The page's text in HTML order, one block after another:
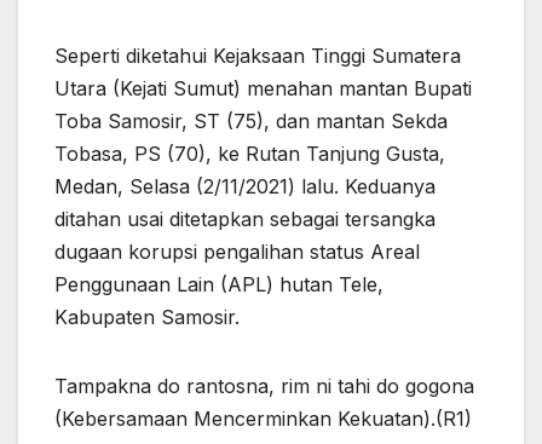
Seperti diketahui Kejaksaan Tinggi Sumatera
Utara (Kejati Sumut) menahan mantan Bupati
Toba Samosir, ST (75), dan mantan Sekda
Tobasa, PS (70), ke Rutan Tanjung Gusta,
Medan, Selasa (2/11/2021) lalu. Keduanya
ditahan usai ditetapkan sebagai tersangka
dugaan korupsi pengalihan status Areal
Penggunaan Lain (APL) hutan Tele,
Kabupaten Samosir.
Tampakna do rantosna, rim ni tahi do gogona
(Kebersamaan Mencerminkan Kekuatan).(R1)